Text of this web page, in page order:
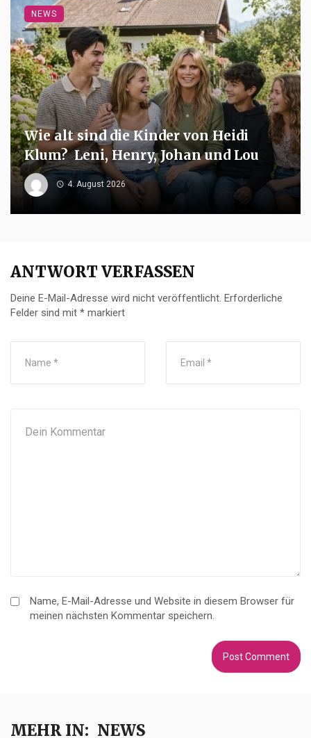
Wie alt sind die Kinder von Heidi
Klum? Leni, Henry, Johan und Lou
4. August 2026
NEWS
ANTWORT VERFASSEN
Deine E-Mail-Adresse wird nicht veröffentlicht. Erforderliche
Felder sind mit * markiert
Name, E-Mail-Adresse und Website in diesem Browser für
meinen nächsten Kommentar speichern.
MEHR IN: NEWS